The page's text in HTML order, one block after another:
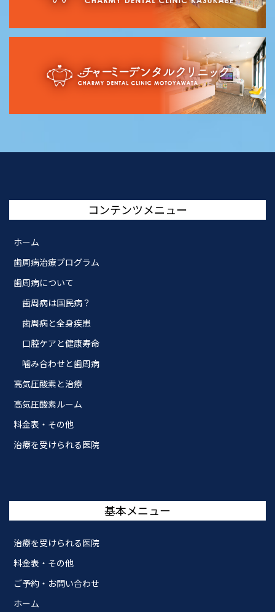
コンテンツメニュー
ホーム
歯周病治療プログラム
歯周病について
歯周病は国民病？
歯周病と全身疾患
口腔ケアと健康寿命
噛み合わせと歯周病
高気圧酸素と治療
高気圧酸素ルーム
料金表・その他
治療を受けられる医院
基本メニュー
治療を受けられる医院
料金表・その他
ご予約・お問い合わせ
ホーム